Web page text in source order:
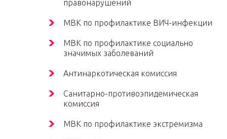
правонарушений
МВК по профилактике ВИЧ-инфекции
МВК по профилактике социально
значимых заболеваний
Антинаркотическая комиссия
Санитарно-противоэпидемическая
комиссия
МВК по профилактике экстремизма